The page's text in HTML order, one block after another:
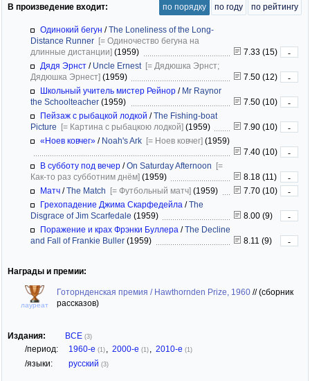
В произведение входит: по порядку по году по рейтингу
Одинокий бегун /The Loneliness of the Long-
Distance Runner [= Одиночество бегуна на
длинные дистанции] (1959) 7.33 (15)
-
Дядя Эрнст / Uncle Ernest [= Дядюшка Эрнст;
Дядюшка Эрнест] (1959) 7.50 (12)
-
Школьный учитель мистер Рейнор / Mr Raynor
the Schoolteacher (1959) 7.50 (10)
-
Пейзаж с рыбацкой лодкой /The Fishing-boat
Picture [= Картина с рыбацкою лодкой] (1959) 7.90 (10)
-
«Ноев ковчег» / Noah's Ark [= Ноев ковчег] (1959)
7.40 (10)
-
В субботу под вечер /On Saturday Afternoon [=
Как-то раз субботним днём] (1959) 8.18 (11)
-
Матч /The Match [= Футбольный матч] (1959) 7.70 (10)
-
Грехопадение Джима Скарфедейла /The
Disgrace of Jim Scarfedale (1959) 8.00 (9)
-
Поражение и крах Фрэнки Буллера /The Decline
and Fall of Frankie Buller (1959) 8.11 (9) -
Награды и премии:
лауреат
Готорнденская премия / Hawthornden Prize, 1960 //(сборник
рассказов)
Издания: ВСЕ (3)
/период: 1960-е (1) 2000-е (1) 2010-е (1)
/языки: русский (3)